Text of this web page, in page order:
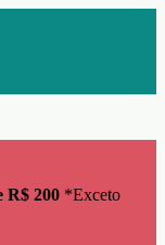
R$ 200 *Exceto